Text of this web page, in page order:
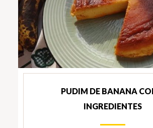
PUDIM DE BANANA
INGREDIENTES